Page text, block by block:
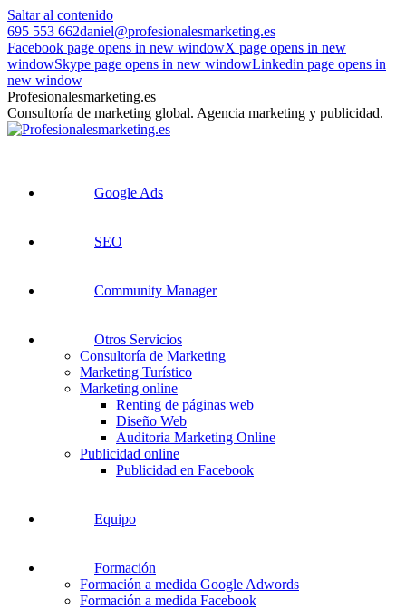
Saltar al contenido
695 553 662daniel@profesionalesmarketing.es
Facebook page opens in new windowX page opens in new
windowSkype page opens in new windowLinkedin page opens in
new window
Profesionalesmarketing.es
Consultoría de marketing global. Agencia marketing y publicidad.
Google Ads
SEO
Community Manager
Otros Servicios
Consultoría de Marketing
Marketing Turístico
Marketing online
Renting de páginas web
Diseño Web
Auditoria Marketing Online
Publicidad online
Publicidad en Facebook
Equipo
Formación
Formación a medida Google Adwords
Formación a medida Facebook